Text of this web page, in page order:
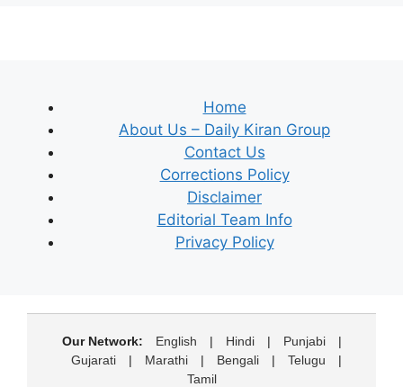
Home
About Us – Daily Kiran Group
Contact Us
Corrections Policy
Disclaimer
Editorial Team Info
Privacy Policy
Our Network: English | Hindi | Punjabi
|
Gujarati
| Marathi | Bengali | Telugu
|
Tamil